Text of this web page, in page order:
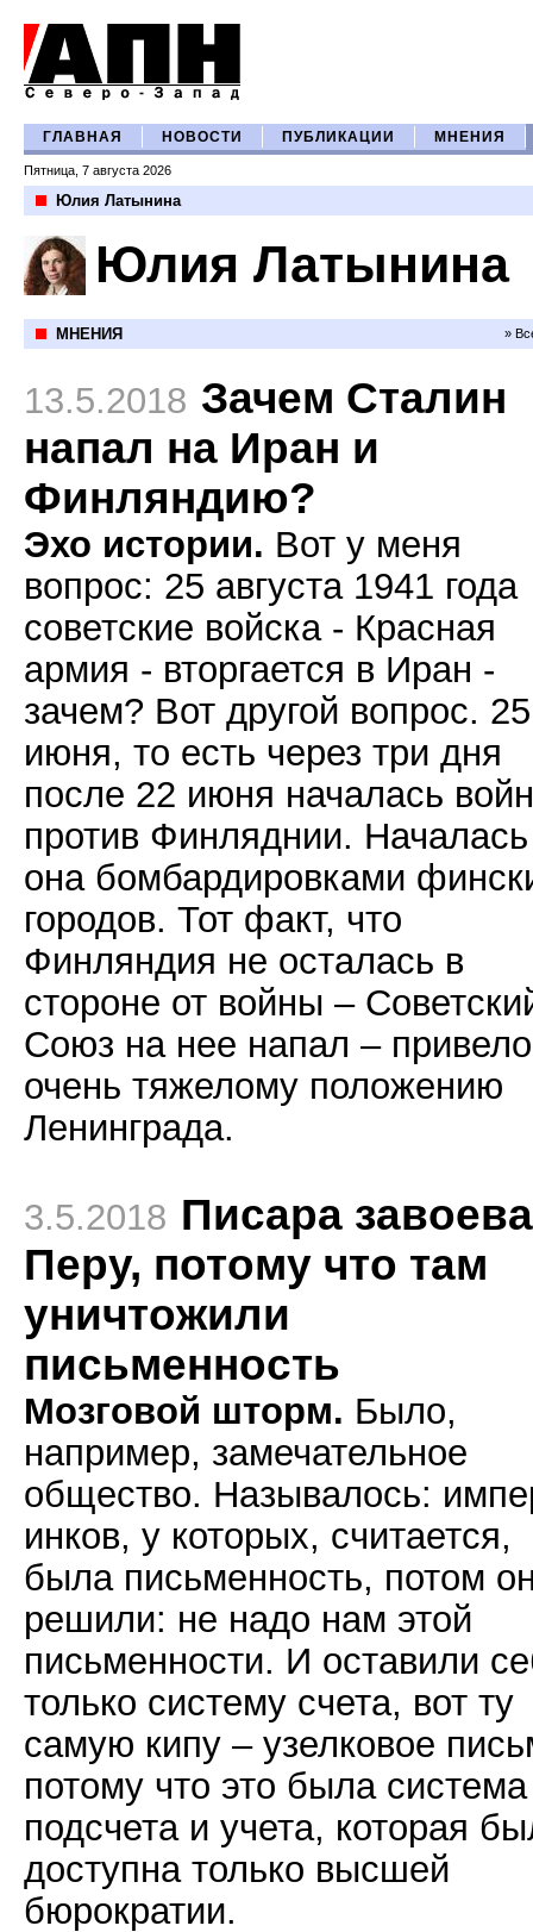
ГЛАВНАЯ НОВОСТИ ПУБЛИКАЦИИ МНЕНИЯ
Пятница, 7 августа 2026
Юлия Латынина
Юлия Латынина
МНЕНИЯ »
13.5.2018 Зачем Сталин
напал на Иран и
Финляндию?
Эхо истории. Вот у меня
вопрос: 25 августа 1941 года
советские войска - Красная
армия - вторгается в Иран -
зачем? Вот другой вопрос. 25
июня, то есть через три дня
после 22 июня началась
против Финляднии. Началась
она бомбардировками
городов. Тот факт, что
Финляндия не осталась в
стороне от войны –
Союз на нее напал –
очень тяжелому положению
Ленинграда.
3.5.2018 Писара
Перу, потому что там
уничтожили
письменность
Мозговой шторм. Было,
например, замечательное
общество. Называлось:
инков, у которых, считается,
была письменность, потом
решили: не надо нам этой
письменности. И оставили
только систему счета, вот ту
самую кипу – узелковое
потому что это была система
подсчета и учета, которая
доступна только высшей
бюрократии.